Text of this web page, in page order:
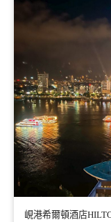
峴港希爾頓酒店